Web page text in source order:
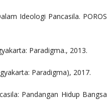
Ideologi Pancasila. POROS
Paradigma., 2013.
Paradigma), 2017.
Pandangan Hidup Bangsa